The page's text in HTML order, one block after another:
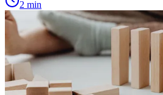
2 min